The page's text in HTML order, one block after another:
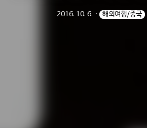
2016. 10. 6. ㆍ 해외여행/중국